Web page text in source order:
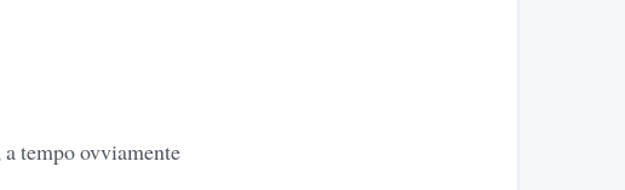
tempo ovviamente